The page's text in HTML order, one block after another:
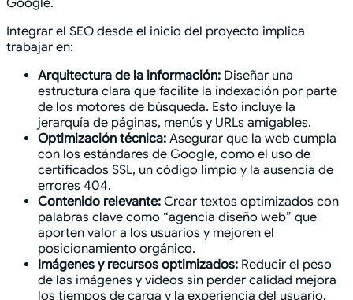
Integrar el SEO desde el inicio del proyecto implica
trabajar en:
Arquitectura de la información: Diseñar una
estructura clara que facilite la indexación por parte
de los motores de búsqueda. Esto incluye la
jerarquía de páginas, menús y URLs amigables.
Optimización técnica: Asegurar que la web cumpla
con los estándares de Google, como el uso de
certificados SSL, un código limpio y la ausencia de
errores 404.
Contenido relevante: Crear textos optimizados con
palabras clave como “agencia diseño web” que
aporten valor a los usuarios y mejoren el
posicionamiento orgánico.
Imágenes y recursos optimizados: Reducir el peso
de las imágenes y videos sin perder calidad mejora
los tiempos de carga y la experiencia del usuario.